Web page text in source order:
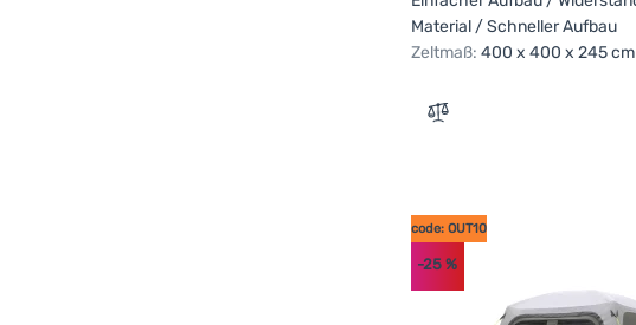
Material / Schneller Aufbau
Zeltmaß: 400 x 400 x 245 cm
Zum Vergleich
code: OUT10
-25 %